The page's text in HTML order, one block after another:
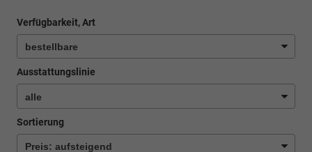
Verfügbarkeit, Art
Ausstattungslinie
Sortierung